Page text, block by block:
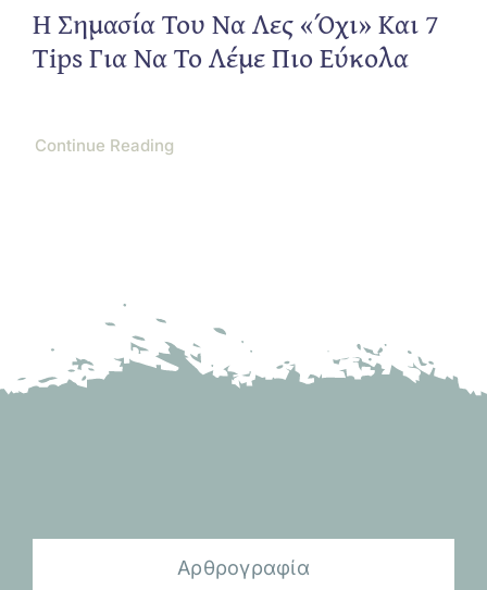
Η Σημασία Του Να Λες «όχι» Και 7
Tips Για Να Το Λέμε Πιο Εύκολα
Continue Reading
Αρθρογραφία